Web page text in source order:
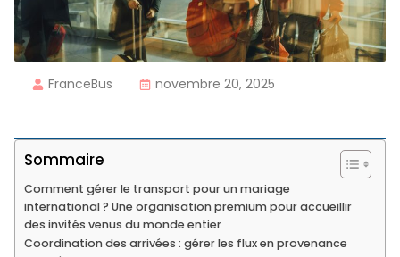
FranceBus novembre 20, 2025
Sommaire
Comment gérer le transport pour un mariage
international ? Une organisation premium pour accueillir
des invités venus du monde entier
Coordination des arrivées : gérer les flux en provenance